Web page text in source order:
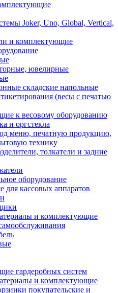
Joker, Uno, Global, Vertical,
и комплектующие
ювелирные
складские напольные
(весы с печатью
к весовому оборудованию
и оргстекла
меню, печатную продукцию,
технику
толкатели и задние
оборудование
для кассовых аппаратов
и комплектующие
гардеробных систем
и комплектующие
покупательские и